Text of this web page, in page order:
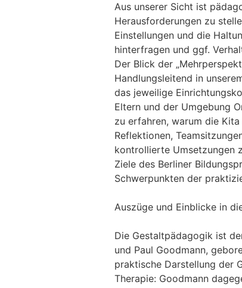
Aus unserer Sicht ist
Herausforderungen zu
Einstellungen und die
hinterfragen und ggf.
Der Blick der
Handlungsleitend in
das jeweilige
Eltern und der Umgebung
zu erfahren, warum die
Reflektionen,
kontrollierte Umsetzungen
Ziele des Berliner
Schwerpunkten der
Auszüge und Einblicke in
Die Gestaltpädagogik ist
und Paul Goodmann,
praktische Darstellung der
Therapie: Goodmann